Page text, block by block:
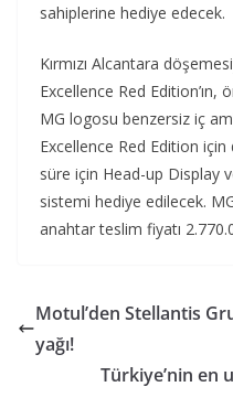
sahiplerine hediye edecek.
Kırmızı Alcantara
Excellence Red Edition’ın,
MG logosu benzersiz iç
Excellence Red Edition için
süre için Head-up Display
sistemi hediye edilecek.
anahtar teslim fiyatı
Motul’den Stellantis
yağı!
Türkiye’nin en